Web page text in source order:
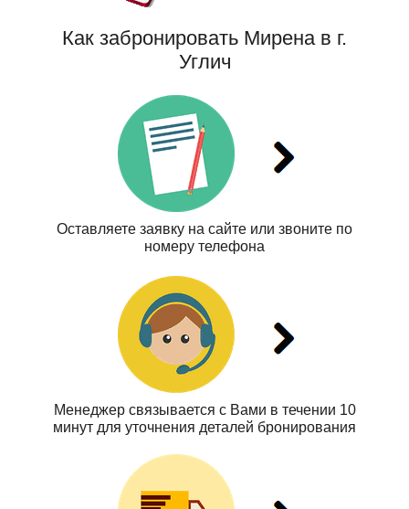
Как забронировать Мирена в г.
Углич
Оставляете заявку на сайте или звоните по
номеру телефона
Менеджер связывается с Вами в течении 10
минут для уточнения деталей бронирования